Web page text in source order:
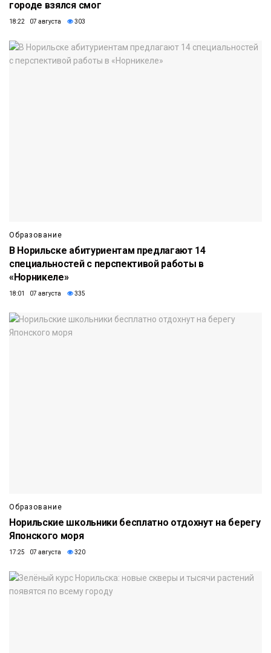
городе взялся смог
18:22 07 августа 303
Образование
В Норильске абитуриентам предлагают 14
специальностей с перспективой работы в
«Норникеле»
18:01 07 августа 335
Образование
Норильские школьники бесплатно отдохнут на берегу
Японского моря
17:25 07 августа 320